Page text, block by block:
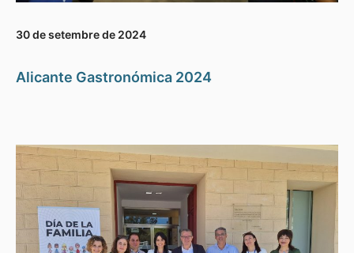
30 de setembre de 2024
Alicante Gastronómica 2024